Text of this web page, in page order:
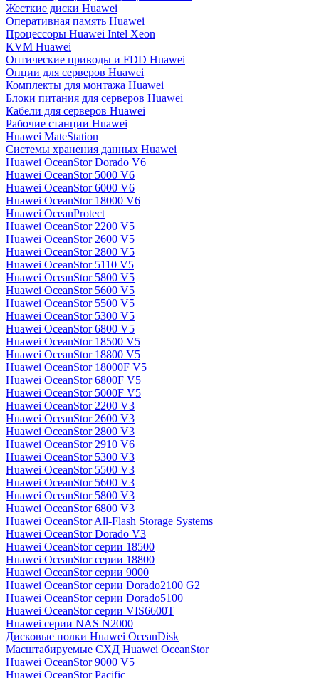
Жесткие диски Huawei
Оперативная память Huawei
Процессоры Huawei Intel Xeon
KVM Huawei
Оптические приводы и FDD Huawei
Опции для серверов Huawei
Комплекты для монтажа Huawei
Блоки питания для серверов Huawei
Кабели для серверов Huawei
Рабочие станции Huawei
Huawei MateStation
Системы хранения данных Huawei
Huawei OceanStor Dorado V6
Huawei OceanStor 5000 V6
Huawei OceanStor 6000 V6
Huawei OceanStor 18000 V6
Huawei OceanProtect
Huawei OceanStor 2200 V5
Huawei OceanStor 2600 V5
Huawei OceanStor 2800 V5
Huawei OceanStor 5110 V5
Huawei OceanStor 5800 V5
Huawei OceanStor 5600 V5
Huawei OceanStor 5500 V5
Huawei OceanStor 5300 V5
Huawei OceanStor 6800 V5
Huawei OceanStor 18500 V5
Huawei OceanStor 18800 V5
Huawei OceanStor 18000F V5
Huawei OceanStor 6800F V5
Huawei OceanStor 5000F V5
Huawei OceanStor 2200 V3
Huawei OceanStor 2600 V3
Huawei OceanStor 2800 V3
Huawei OceanStor 2910 V6
Huawei OceanStor 5300 V3
Huawei OceanStor 5500 V3
Huawei OceanStor 5600 V3
Huawei OceanStor 5800 V3
Huawei OceanStor 6800 V3
Huawei OceanStor All-Flash Storage Systems
Huawei OceanStor Dorado V3
Huawei OceanStor серии 18500
Huawei OceanStor серии 18800
Huawei OceanStor серии 9000
Huawei OceanStor серии Dorado2100 G2
Huawei OceanStor серии Dorado5100
Huawei OceanStor серии VIS6600T
Huawei серии NAS N2000
Дисковые полки Huawei OceanDisk
Масштабируемые СХД Huawei OceanStor
Huawei OceanStor 9000 V5
Huawei OceanStor Pacific